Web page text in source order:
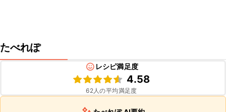
たべれぽ
レシピ満足度
4.58
62人の平均満足度